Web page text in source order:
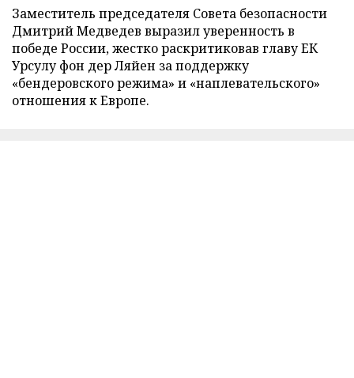
Заместитель председателя Совета безопасности
Дмитрий Медведев выразил уверенность в
победе России, жестко раскритиковав главу ЕК
Урсулу фон дер Ляйен за поддержку
«бендеровского режима» и «наплевательского»
отношения к Европе.